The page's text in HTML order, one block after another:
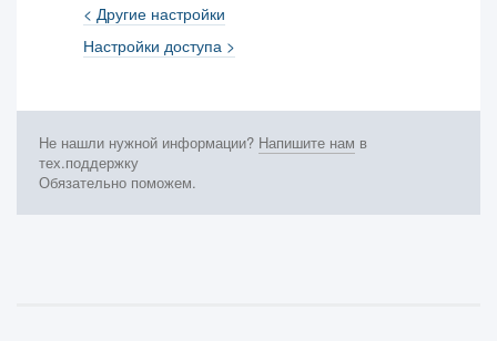
< Другие настройки
Настройки доступа >
Не нашли нужной информации? Напишите нам в
тех.поддержку
Обязательно поможем.